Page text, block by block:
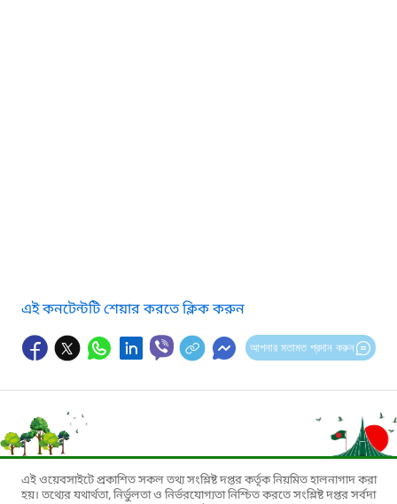
এই কনটেন্টটি শেয়ার করতে ক্লিক করুন
আপনার মতামত প্রদান করুন
এই ওয়েবসাইটে প্রকাশিত সকল তথ্য সংশ্লিষ্ট দপ্তর কর্তৃক নিয়মিত হালনাগাদ করা
হয়। তথ্যের যথার্থতা, নির্ভুলতা ও নির্ভরযোগ্যতা নিশ্চিত করতে সংশ্লিষ্ট দপ্তর সর্বদা